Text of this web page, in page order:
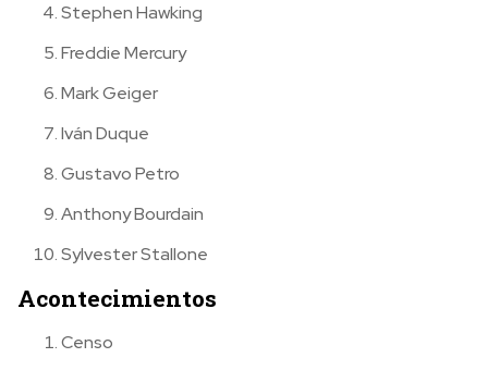
Stephen Hawking
Freddie Mercury
Mark Geiger
Iván Duque
Gustavo Petro
Anthony Bourdain
Sylvester Stallone
Acontecimientos
Censo